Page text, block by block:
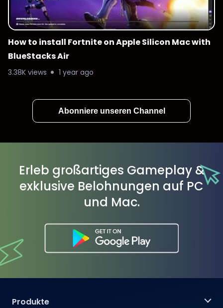
How to install Fortnite on Apple Silicon Mac with
BlueStacks Air
3.38K views 1 year ago
Abonniere unseren Channel
Erleb großartiges Gameplay &
exklusive Belohnungen auf PC
und Mac.
Produkte